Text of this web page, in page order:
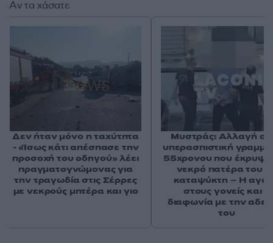
Αν τα χάσατε
Δεν ήταν μόνο η ταχύτητα
- «Ίσως κάτι απέσπασε την
προσοχή του οδηγού» λέει
πραγματογνώμονας για
την τραγωδία στις Σέρρες
με νεκρούς μητέρα και γιο
Μυστράς: Αλλαγή
υπερασπιστική
55χρονου που έκρυψε
νεκρό πατέρα του
καταψύκτη – Η
στους γονείς και η
διαφωνία με την
του